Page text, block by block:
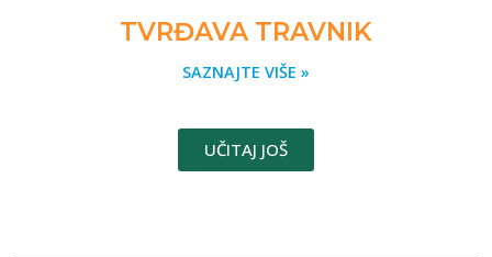
TVRĐAVA TRAVNIK
SAZNAJTE VIŠE »
UČITAJ JOŠ